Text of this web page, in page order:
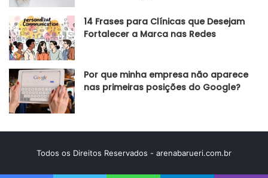
14 Frases para Clínicas que Desejam
Fortalecer a Marca nas Redes
Por que minha empresa não aparece
nas primeiras posições do Google?
Todos os Direitos Reservados - arenabarueri.com.br